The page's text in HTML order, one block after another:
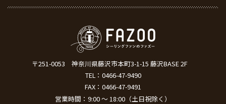
〒251-0053
神奈川県藤沢市本町3-1-15 藤沢BASE 2F
TEL： 0466-47-9490
FAX：0466-47-9491
営業時間：9:00 ～ 18:00（土日祝除く）